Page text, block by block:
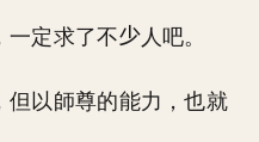
一定求了不 人吧。
但以師尊的能力，也就